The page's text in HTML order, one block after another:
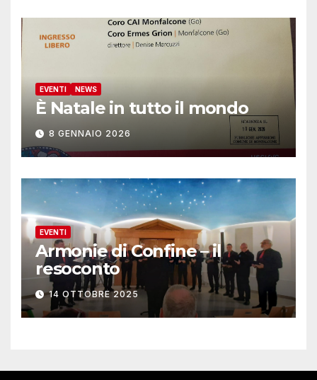
EVENTI NEWS
È Natale in tutto il mondo
8 GENNAIO 2026
EVENTI
Armonie di Confine – il
resoconto
14 OTTOBRE 2025